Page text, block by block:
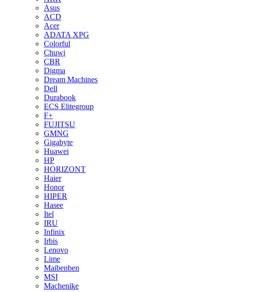
Asus
ACD
Acer
ADATA XPG
Colorful
Chuwi
CBR
Digma
Dream Machines
Dell
Durabook
ECS Elitegroup
F+
FUJITSU
GMNG
Gigabyte
Huawei
HP
HORIZONT
Haier
Honor
HIPER
Hasee
Itel
IRU
Infinix
Irbis
Lenovo
Lime
Maibenben
MSI
Machenike